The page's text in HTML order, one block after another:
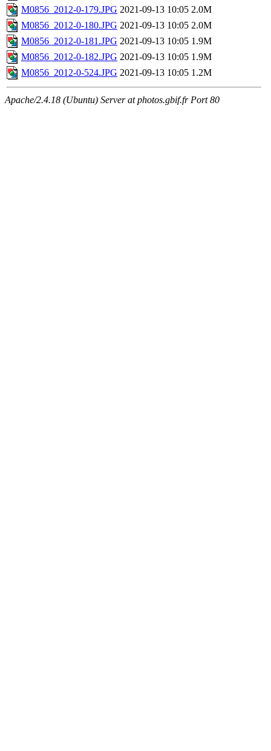
M0856_2012-0-179.JPG 2021-09-13 10:05 2.0M
M0856_2012-0-180.JPG 2021-09-13 10:05 2.0M
M0856_2012-0-181.JPG 2021-09-13 10:05 1.9M
M0856_2012-0-182.JPG 2021-09-13 10:05 1.9M
M0856_2012-0-524.JPG 2021-09-13 10:05 1.2M
Apache/2.4.18 (Ubuntu) Server at photos.gbif.fr Port 80